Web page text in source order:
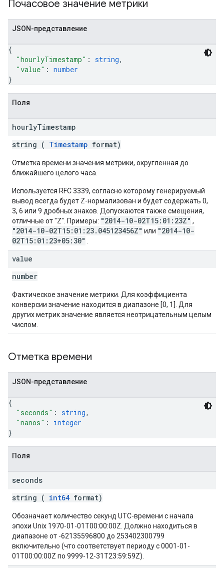
Почасовое значение метрики
JSON-представление
{
"hourlyTimestamp" : string,
"value" : number
}
Поля
hourlyTimestamp
string ( Timestamp format)
Отметка времени значения метрики, округленная до
ближайшего целого часа.
Используется RFC 3339, согласно которому генерируемый
вывод всегда будет Z-нормализован и будет содержать 0,
3, 6 или 9 дробных знаков. Допускаются также смещения,
отличные от "Z". Примеры: "2014-10-02T15:01:23Z" ,
"2014-10-02T15:01:23.045123456Z" или "2014-10-
02T15:01:23+05:30"
value
number
Фактическое значение метрики. Для коэффициента
конверсии значение находится в диапазоне [0, 1]. Для
других метрик значение является неотрицательным целым
числом.
Отметка времени
JSON-представление
{
"seconds" : string,
"nanos" : integer
}
Поля
seconds
string ( int64 format)
Обозначает количество секунд UTC-времени с начала
эпохи Unix 1970-01-01T00:00:00Z. Должно находиться в
диапазоне от -62135596800 до 253402300799
включительно (что соответствует периоду с 0001-01-
01T00:00:00Z по 9999-12-31T23:59:59Z).